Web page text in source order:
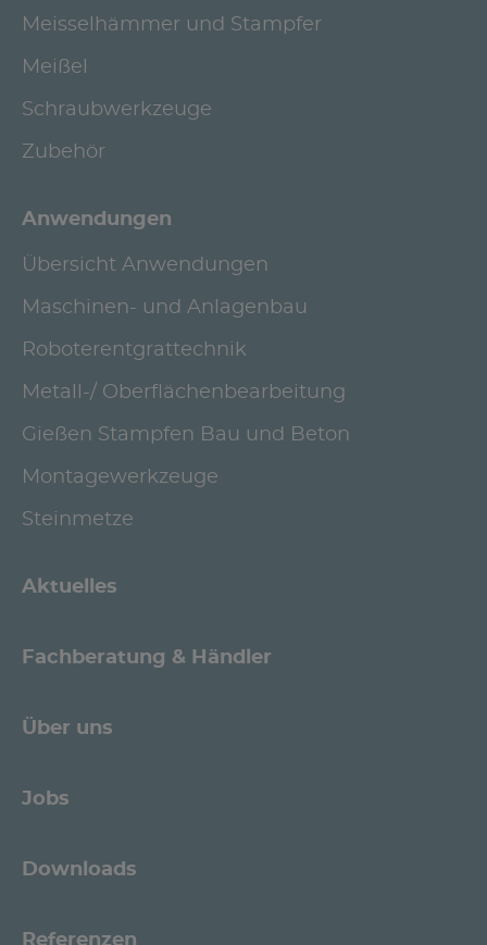
Meisselhämmer und Stampfer
Meißel
Schraubwerkzeuge
Zubehör
Anwendungen
Übersicht Anwendungen
Maschinen- und Anlagenbau
Roboterentgrattechnik
Metall-/ Oberflächenbearbeitung
Gießen Stampfen Bau und Beton
Montagewerkzeuge
Steinmetze
Aktuelles
Fachberatung & Händler
Über uns
Jobs
Downloads
Referenzen